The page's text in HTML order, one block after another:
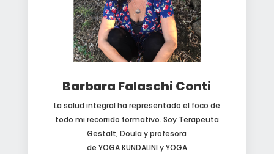
Barbara Falaschi Conti
La salud integral ha representado el foco de
todo mi recorrido formativo. Soy Terapeuta
Gestalt, Doula y profesora
de YOGA KUNDALINI y YOGA